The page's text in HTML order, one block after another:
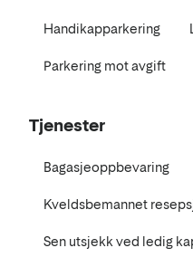
Handikapparkering
Parkering mot avgift
Tjenester
Bagasjeoppbevaring
Kveldsbemannet
Sen utsjekk ved ledig